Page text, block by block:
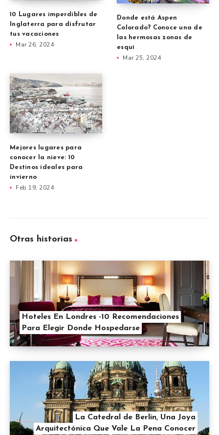
10 Lugares imperdibles de
Inglaterra para disfrutar
tus vacaciones
Mar 26, 2024
Donde está Aspen
Colorado? Conoce una de
las hermosas zonas de
esquí
Mar 25, 2024
Mejores lugares para
conocer la nieve: 10
Destinos ideales para
invierno
Feb 19, 2024
Otras historias
Hoteles En Londres -10 Recomendaciones
Para Elegir Donde Hospedarse
La Catedral de Berlín, Una Joya
Arquitectónica Que Vale La Pena Conocer